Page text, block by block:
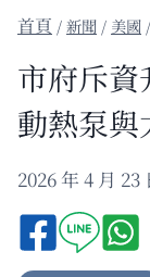
/新聞 / 美國 /
市府斥
動熱泵與
2026 年 4 月 23